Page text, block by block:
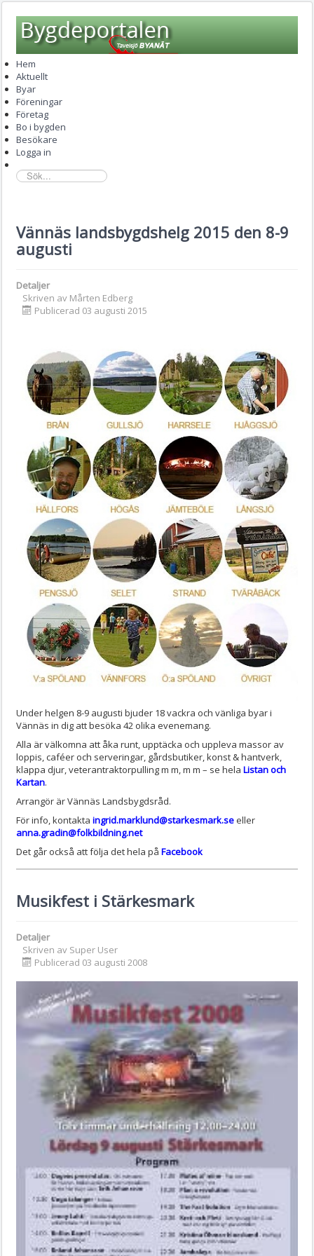
Hem
Aktuellt
Byar
Föreningar
Företag
Bo i bygden
Besökare
Logga in
sök...
Vännäs landsbygdshelg 2015 den 8-9
augusti
Detaljer
Skriven av Mårten Edberg
Publicerad 03 augusti 2015
Under helgen 8-9 augusti bjuder 18 vackra och vänliga byar i
Vännäs in dig att besöka 42 olika evenemang.
Alla är välkomna att åka runt, upptäcka och uppleva massor av
loppis, caféer och serveringar, gårdsbutiker, konst & hantverk,
klappa djur, veterantraktorpulling m m, m m – se hela Listan och
Kartan.
Arrangör är Vännäs Landsbygdsråd.
För info, kontakta ingrid.marklund@starkesmark.seeller
anna.gradin@folkbildning.net
Det går också att följa det hela på Facebook
Musikfest i Stärkesmark
Detaljer
Skriven av Super User
Publicerad 03 augusti 2008